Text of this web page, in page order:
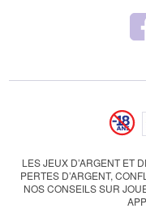
LES JEUX D’ARGENT ET
PERTES D’ARGENT,
NOS CONSEILS SUR